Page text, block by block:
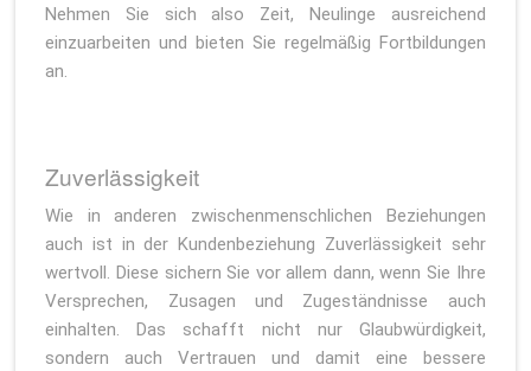
Nehmen Sie sich also Zeit, Neulinge ausreichend
einzuarbeiten und bieten Sie regelmäßig Fortbildungen
an.
Zuverlässigkeit
Wie in anderen zwischenmenschlichen Beziehungen
auch ist in der Kundenbeziehung Zuverlässigkeit sehr
wertvoll. Diese sichern Sie vor allem dann, wenn Sie Ihre
Versprechen, Zusagen und Zugeständnisse auch
einhalten. Das schafft nicht nur Glaubwürdigkeit,
sondern auch Vertrauen und damit eine bessere